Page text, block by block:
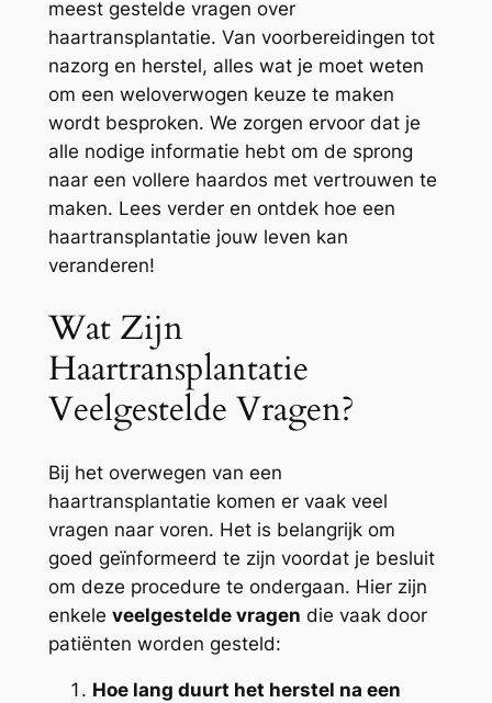
meest gestelde vragen over
haartransplantatie. Van voorbereidingen tot
nazorg en herstel, alles wat je moet weten
om een weloverwogen keuze te maken
wordt besproken. We zorgen ervoor dat je
alle nodige informatie hebt om de sprong
naar een vollere haardos met vertrouwen te
maken. Lees verder en ontdek hoe een
haartransplantatie jouw leven kan
veranderen!
Wat Zijn
Haartransplantatie
Veelgestelde Vragen?
Bij het overwegen van een
haartransplantatie komen er vaak veel
vragen naar voren. Het is belangrijk om
goed geïnformeerd te zijn voordat je besluit
om deze procedure te ondergaan. Hier zijn
enkele veelgestelde vragen die vaak door
patiënten worden gesteld:
Hoe lang duurt het herstel na een